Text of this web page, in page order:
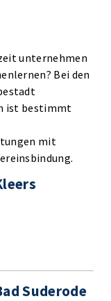
unternehmen
Bei den
ist bestimmt
mit
Suderode